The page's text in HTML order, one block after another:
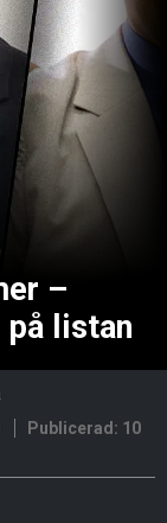
–
listan
Publicerad: 10